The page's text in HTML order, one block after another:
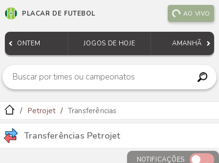
PLACAR DE FUTEBOL AO VIVO
ONTEM JOGOS DE HOJE AMANHÃ
Petrojet Transferências
Transferências Petrojet
NOTIFICAÇÕES